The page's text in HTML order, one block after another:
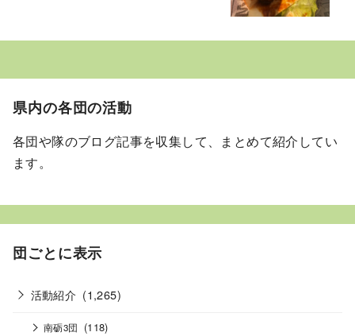
県内の各団の活動
各団や隊のブログ記事を収集して、まとめて紹介してい
ます。
団ごとに表示
活動紹介 (1,265)
南砺3団 (118)